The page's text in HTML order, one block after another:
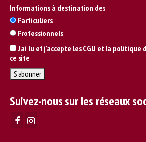
Informations à destination des
Particuliers
Professionnels
J'ai lu et j'accepte les CGU et la politique
ce site
Suivez-nous sur les réseaux